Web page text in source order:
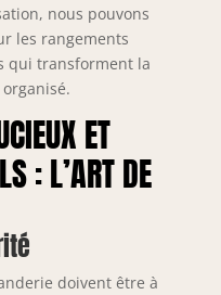
nous pouvons
les rangements
qui transforment la
ET
: L’ART DE
doivent être à